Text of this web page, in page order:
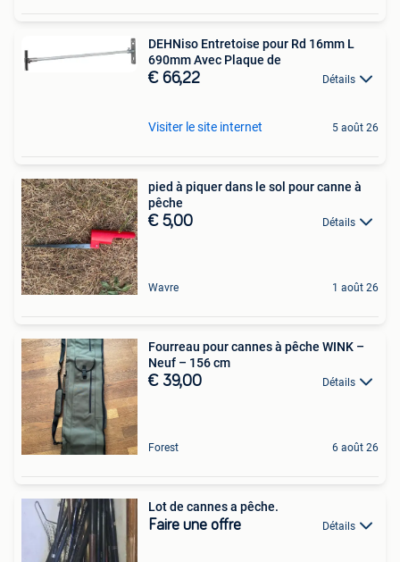
DEHNiso Entretoise pour Rd 16mm L
690mm Avec Plaque de
€ 66,22 Détails
Visiter le site internet 5 août 26
pied à piquer dans le sol pour canne à
pêche
€ 5,00 Détails
Wavre 1 août 26
Fourreau pour cannes à pêche WINK –
Neuf – 156 cm
€ 39,00 Détails
Forest 6 août 26
Lot de cannes a pêche.
Faire une offre Détails